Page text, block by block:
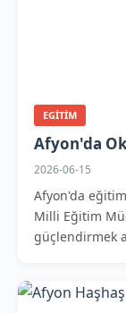
EGITIM
Afyon'da
2026-06-15
Afyon'da
Milli Eğitim
güçlendirmek